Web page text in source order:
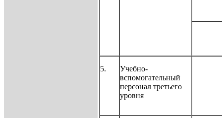
5.
Учебно-
вспомогательный
персонал третьего
уровня